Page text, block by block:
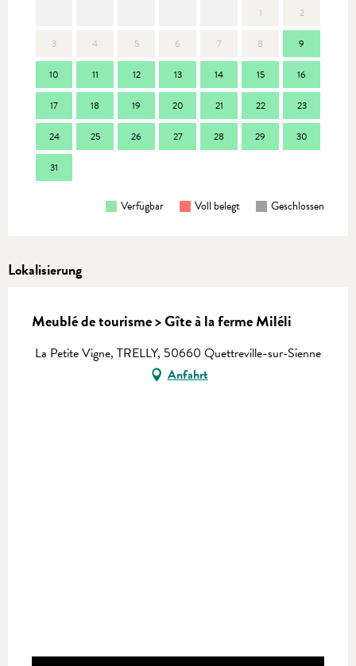
1 2
3 4 5 6 7 8 9
10 11 12 13 14 15 16
17 18 19 20 21 22 23
24 25 26 27 28 29 30
31
Verfügbar Voll belegt Geschlossen
Lokalisierung
Meublé de tourisme > Gîte à la ferme Miléli
La Petite Vigne, TRELLY, 50660 Quettreville-sur-Sienne
Anfahrt